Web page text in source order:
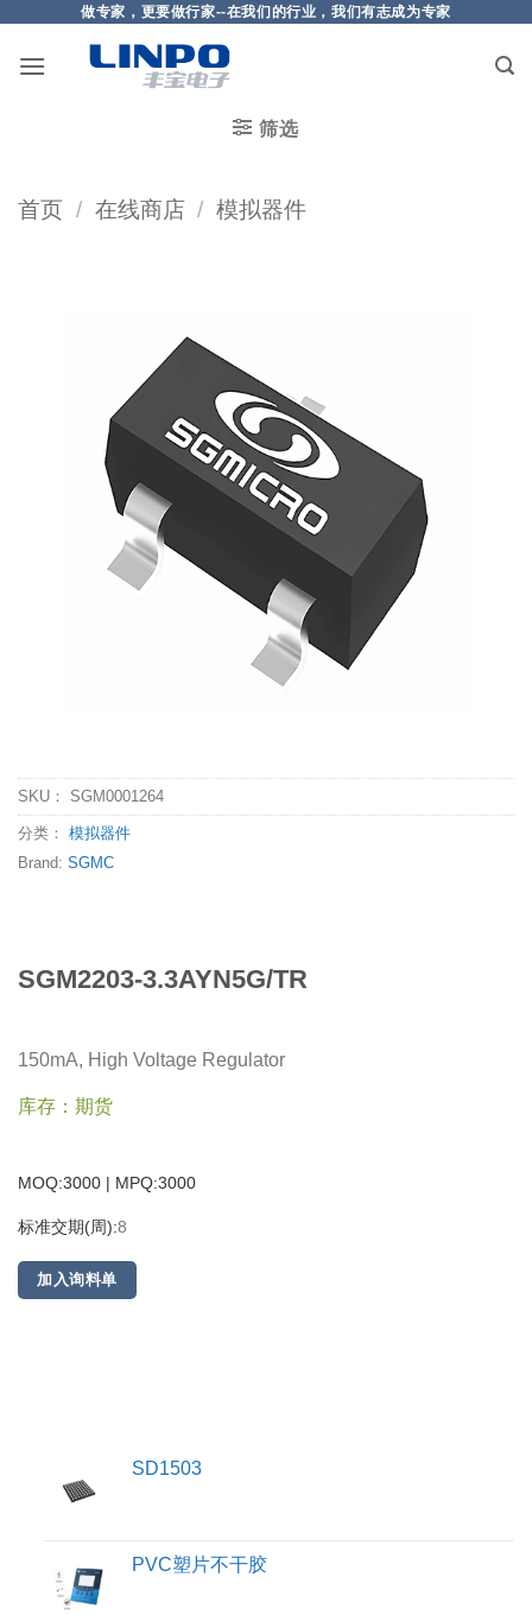
做专家，更要做行家--在我们的行业，我们有志成为专家
筛选
首页 / 在线商店 / 模拟器件
SKU： SGM0001264
分类： 模拟器件
Brand: SGMC
SGM2203-3.3AYN5G/TR
150mA, High Voltage Regulator
库存：期货
MOQ:3000 | MPQ:3000
标准交期(周):8
加入询料单
SD1503
PVC塑片不干胶